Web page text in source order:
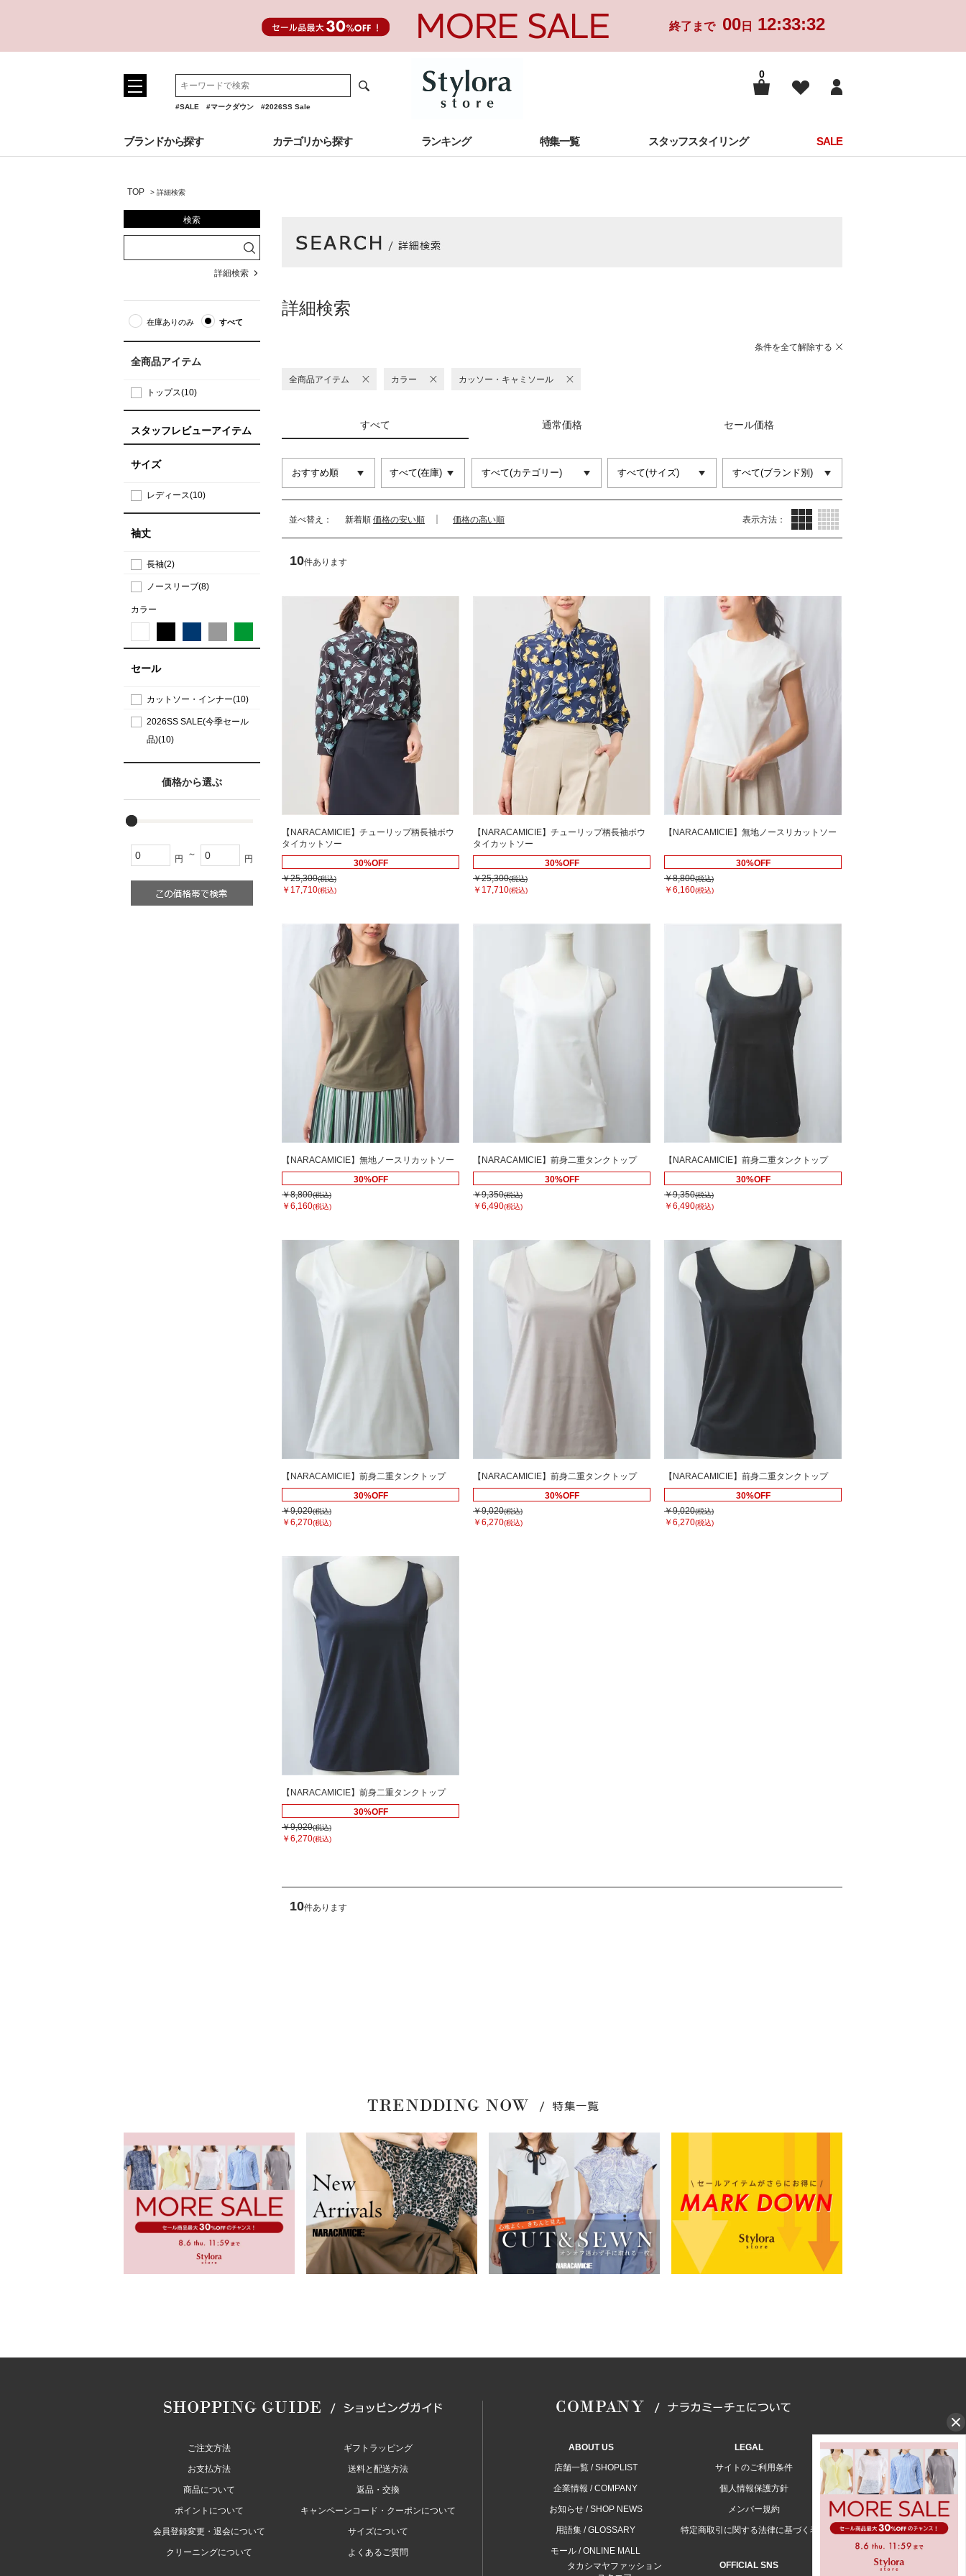
終了まで 00日 12:33:31
#SALE #マークダウン #2026SS Sale
0
ブランドから探す カテゴリから探す ランキング 特集一覧 スタッフスタイリング SALE
TOP > 詳細検索
詳細検索
条件を全て解除する
全商品アイテム カラー カッソー・キャミソール
すべて 通常価格 セール価格
並べ替え： 新着順 価格の安い順 価格の高い順 表示方法： サムネイル(3列)
10件あります
【NARACAMICIE】チューリップ柄長袖ボウ
タイカットソー
30%OFF
￥25,300(税込)
￥17,710(税込)
【NARACAMICIE】チューリップ柄長袖ボウ
タイカットソー
30%OFF
￥25,300(税込)
￥17,710(税込)
【NARACAMICIE】無地ノースリカットソー
30%OFF
￥8,800(税込)
￥6,160(税込)
【NARACAMICIE】無地ノースリカットソー
30%OFF
￥8,800(税込)
￥6,160(税込)
【NARACAMICIE】前身二重タンクトップ
30%OFF
￥9,350(税込)
￥6,490(税込)
【NARACAMICIE】前身二重タンクトップ
30%OFF
￥9,350(税込)
￥6,490(税込)
【NARACAMICIE】前身二重タンクトップ
30%OFF
￥9,020(税込)
￥6,270(税込)
【NARACAMICIE】前身二重タンクトップ
30%OFF
￥9,020(税込)
￥6,270(税込)
【NARACAMICIE】前身二重タンクトップ
30%OFF
￥9,020(税込)
￥6,270(税込)
【NARACAMICIE】前身二重タンクトップ
30%OFF
￥9,020(税込)
￥6,270(税込)
10件あります
検索
詳細検索
在庫ありのみ すべて
全商品アイテム
トップス(10)
スタッフレビューアイテム
サイズ
レディース(10)
袖丈
長袖(2)
ノースリーブ(8)
カラー
セール
カットソー・インナー(10)
2026SS SALE(今季セール
品)(10)
価格から選ぶ
円 ～ 円
ご注文方法 ギフトラッピング
お支払方法 送料と配送方法
商品について 返品・交換
ポイントについて キャンペーンコード・クーポンについて
会員登録変更・退会について サイズについて
クリーニングについて よくあるご質問
ABOUT US
店舗一覧 / SHOPLIST
企業情報 / COMPANY
お知らせ / SHOP NEWS
用語集 / GLOSSARY
モール / ONLINE MALL
タカシマヤファッション
LEGAL
サイトのご利用条件
個人情報保護方針
メンバー規約
特定商取引に関する法律に基づく表示
OFFICIAL SNS